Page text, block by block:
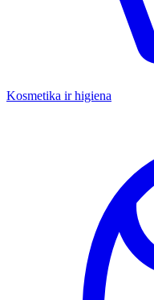
Kosmetika ir higiena